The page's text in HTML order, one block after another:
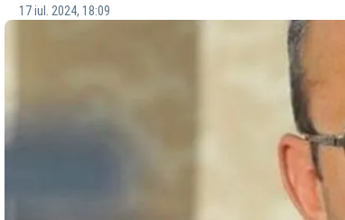
17 iul. 2024, 18:09